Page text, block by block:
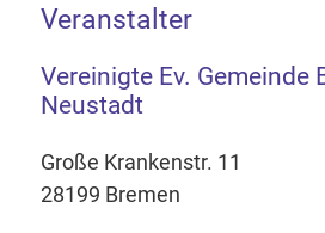
Veranstalter
Vereinigte Ev. Gemeinde
Neustadt
Große Krankenstr. 11
28199 Bremen